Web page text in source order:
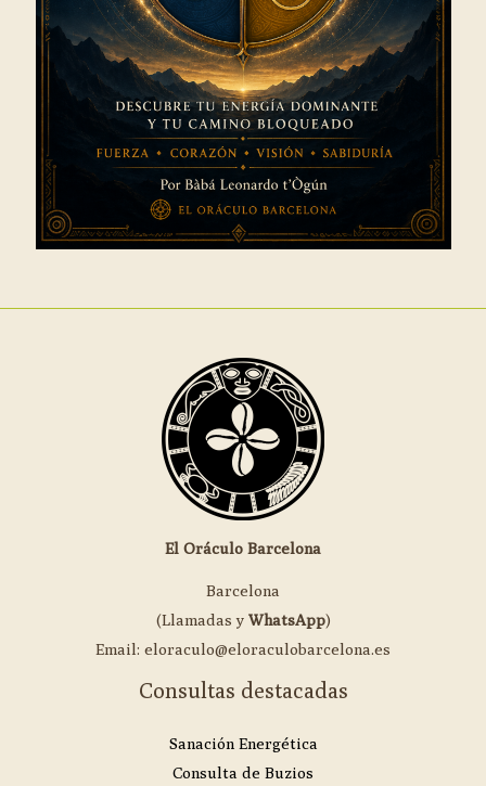
El Oráculo Barcelona
Barcelona
(Llamadas y WhatsApp)
Email: eloraculo@eloraculobarcelona.es
Consultas destacadas
Sanación Energética
Consulta de Buzios